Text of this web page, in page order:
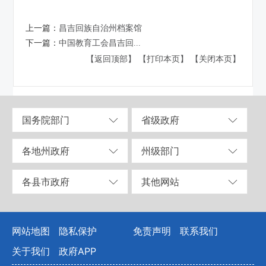
上一篇： 昌吉回族自治州档案馆
下一篇：中国教育工会昌吉回...
【返回顶部】
【打印本页】 【关闭本页】
国务院部门 省级政府
各地州政府 州级部门
各县市政府 其他网站
网站地图 隐私保护 免责声明
联系我们
关于我们
政府APP